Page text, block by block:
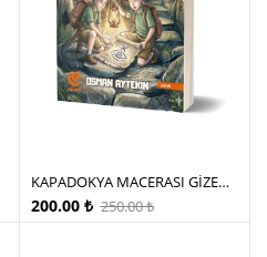
KAPADOKYA MACERASI GİZEMLİ YOLCULUK
250.00₺
200.00 ₺